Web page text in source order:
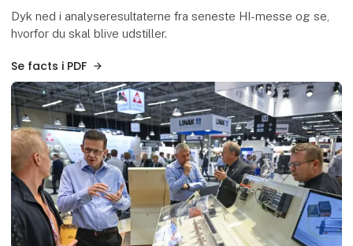
Dyk ned i analyseresultaterne fra seneste HI-messe og se,
hvorfor du skal blive udstiller.
Se facts i PDF